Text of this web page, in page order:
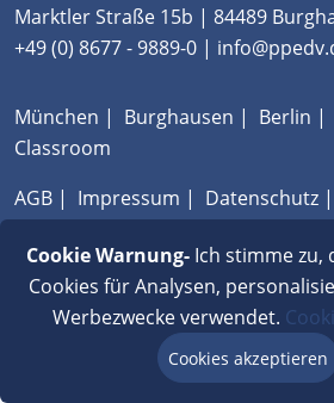
Marktler Straße 15b | 84489
+49 (0) 8677 - 9889-0 |
München | Burghausen | Berlin |
Classroom
AGB | Impressum | Datenschutz |
Cookie Warnung-Ich stimme zu,
Cookies für Analysen,
Werbezwecke verwendet.
Cookies akzeptieren